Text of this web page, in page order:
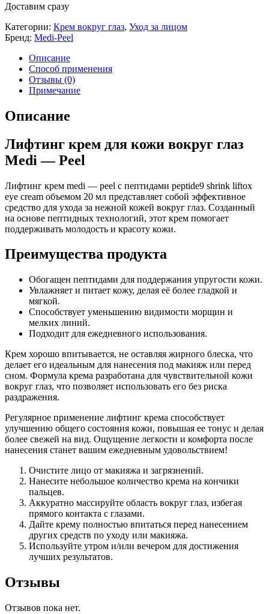
Доставим сразу
Категории: Крем вокруг глаз, Уход за лицом
Бренд: Medi-Peel
Описание
Способ применения
Отзывы (0)
Примечание
Описание
Лифтинг крем для кожи вокруг глаз
Medi — Peel
Лифтинг крем medi — peel с пептидами peptide9 shrink liftox
eye cream объемом 20 мл представляет собой эффективное
средство для ухода за нежной кожей вокруг глаз. Созданный
на основе пептидных технологий, этот крем помогает
поддерживать молодость и красоту кожи.
Преимущества продукта
Обогащен пептидами для поддержания упругости кожи.
Увлажняет и питает кожу, делая её более гладкой и
мягкой.
Способствует уменьшению видимости морщин и
мелких линий.
Подходит для ежедневного использования.
Крем хорошо впитывается, не оставляя жирного блеска, что
делает его идеальным для нанесения под макияж или перед
сном. Формула крема разработана для чувствительной кожи
вокруг глаз, что позволяет использовать его без риска
раздражения.
Регулярное применение лифтинг крема способствует
улучшению общего состояния кожи, повышая ее тонус и делая
более свежей на вид. Ощущение легкости и комфорта после
нанесения станет вашим ежедневным удовольствием!
Очистите лицо от макияжа и загрязнений.
Нанесите небольшое количество крема на кончики
пальцев.
Аккуратно массируйте область вокруг глаз, избегая
прямого контакта с глазами.
Дайте крему полностью впитаться перед нанесением
других средств по уходу или макияжа.
Используйте утром и/или вечером для достижения
лучших результатов.
Отзывы
Отзывов пока нет.